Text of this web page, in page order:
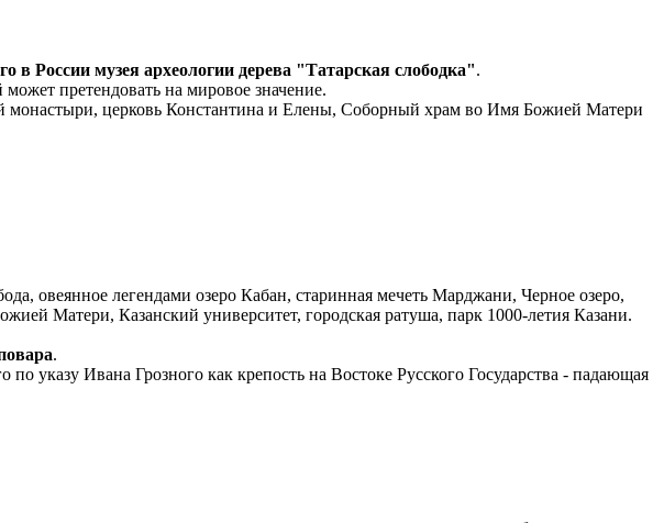
России музея археологии дерева "Татарская слободка".
претендовать на мировое значение.
монастыри, церковь Константина и Елены, Соборный храм во Имя Божией Матери
овеянное легендами озеро Кабан, старинная мечеть Марджани, Черное озеро,
Матери, Казанский университет, городская ратуша, парк 1000-летия Казани.
.
по указу Ивана Грозного как крепость на Востоке Русского Государства - падающая